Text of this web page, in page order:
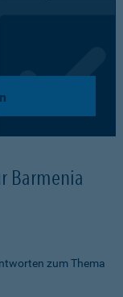
Barmenia
zum Thema